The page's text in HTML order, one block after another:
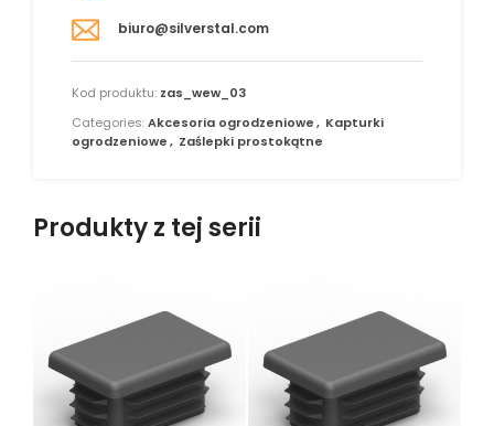
biuro@silverstal.com
Kod produktu: zas_wew_03
Categories:Akcesoria ogrodzeniowe, Kapturki
ogrodzeniowe, Zaślepki prostokątne
Produkty z tej serii